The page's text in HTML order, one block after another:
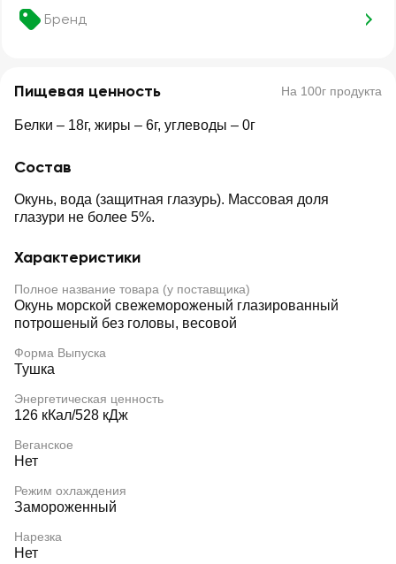
Бренд
Пищевая ценность На 100г продукта
Белки – 18г, жиры – 6г, углеводы – 0г
Состав
Окунь, вода (защитная глазурь). Массовая доля
глазури не более 5%.
Характеристики
Полное название товара (у поставщика)
Окунь морской свежемороженый глазированный
потрошеный без головы, весовой
Форма Выпуска
Тушка
Энергетическая ценность
126 кКал/528 кДж
Веганское
Нет
Режим охлаждения
Замороженный
Нарезка
Нет